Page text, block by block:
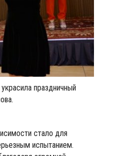
праздничный
стало для
испытанием.